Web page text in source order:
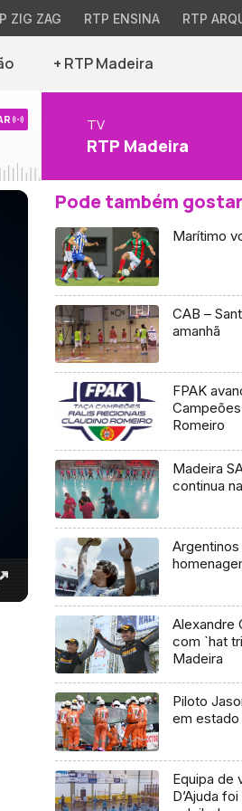
ZIG ZAG RTP ENSINA RTP
+ RTP Madeira
TV
RTP Madeira
Pode também gostar
Marítimo
CAB –
amanhã
FPAK
Romeiro
Madeira
continua
Alexandre
com `hat
Madeira
Piloto
em
Equipa de
D’Ajuda